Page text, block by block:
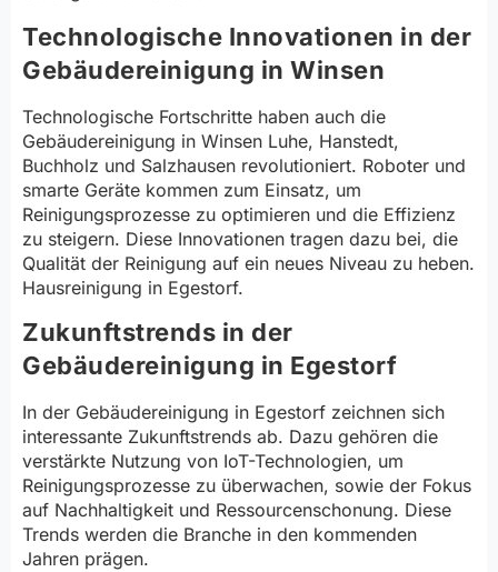
Technologische Innovationen in der
Gebäudereinigung in Winsen
Technologische Fortschritte haben auch die
Gebäudereinigung in Winsen Luhe, Hanstedt,
Buchholz und Salzhausen revolutioniert. Roboter und
smarte Geräte kommen zum Einsatz, um
Reinigungsprozesse zu optimieren und die Effizienz
zu steigern. Diese Innovationen tragen dazu bei, die
Qualität der Reinigung auf ein neues Niveau zu heben.
Hausreinigung in Egestorf.
Zukunftstrends in der
Gebäudereinigung in Egestorf
In der Gebäudereinigung in Egestorf zeichnen sich
interessante Zukunftstrends ab. Dazu gehören die
verstärkte Nutzung von IoT-Technologien, um
Reinigungsprozesse zu überwachen, sowie der Fokus
auf Nachhaltigkeit und Ressourcenschonung. Diese
Trends werden die Branche in den kommenden
Jahren prägen.